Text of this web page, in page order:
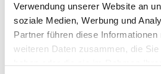
Verwendung unserer Website an
soziale Medien, Werbung und
Partner führen diese
weiteren Daten zusammen, die
haben oder die sie im Rahmen
Geplante
Aktualisierung
derzeit